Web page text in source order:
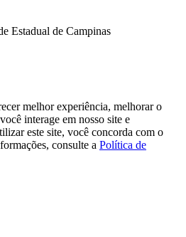
Estadual de Campinas
melhor experiência, melhorar o
interage em nosso site e
este site, você concorda com o
consulte a Política de